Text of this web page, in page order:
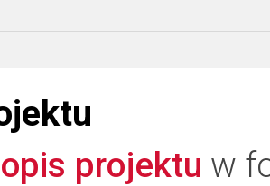
projektu w